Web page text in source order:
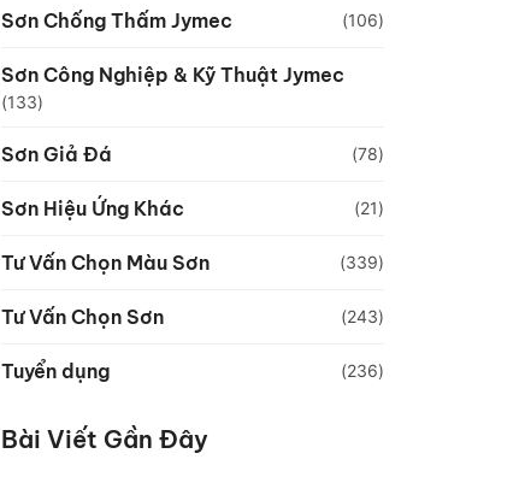
Sơn Chống Thấm Jymec (106)
Sơn Công Nghiệp & Kỹ Thuật Jymec
(133)
Sơn Giả Đá (78)
Sơn Hiệu Ứng Khác (21)
Tư Vấn Chọn Màu Sơn (339)
Tư Vấn Chọn Sơn (243)
Tuyển dụng (236)
Bài Viết Gần Đây